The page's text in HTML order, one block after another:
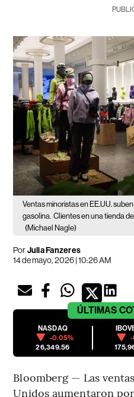
Ventas minoristas en EE.UU.
gasolina. Clientes en una tienda
(Michael Nagle)
PorJulia Fanzeres
14 de mayo, 2026 | 10:26 AM
ÚLTIMAS
NASDAQ
-0.05%
26,349.56
-
Bloomberg — Las
Unidos aumentaron